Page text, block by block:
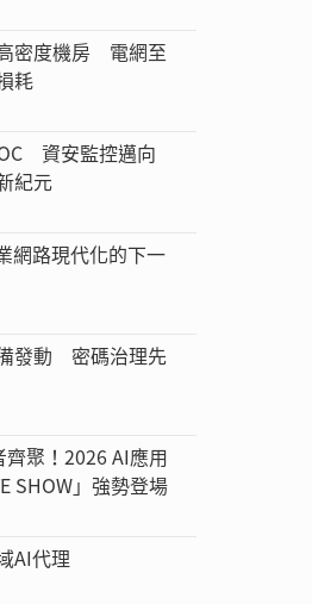
密度機房 電網至
耗
資安監控邁向
紀元
網路現代化的下一
發動 密碼治理先
聚！2026 AI應用
SHOW」強勢登場
AI代理